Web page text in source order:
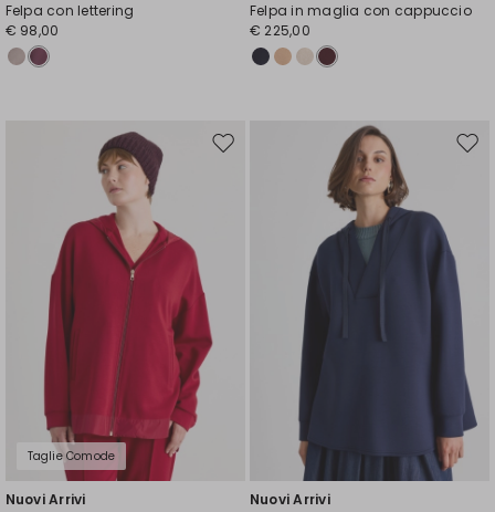
Felpa con lettering
€ 98,00
Felpa in maglia con cappuccio
€ 225,00
Taglie Comode
Sposta
Nuovi Arrivi
Nuovi Arrivi